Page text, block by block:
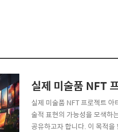
실제 미술품 NFT
실제 미술품 NFT 프로젝트
술적 표현의 가능성을 모색
공유하고자 합니다. 이 목적